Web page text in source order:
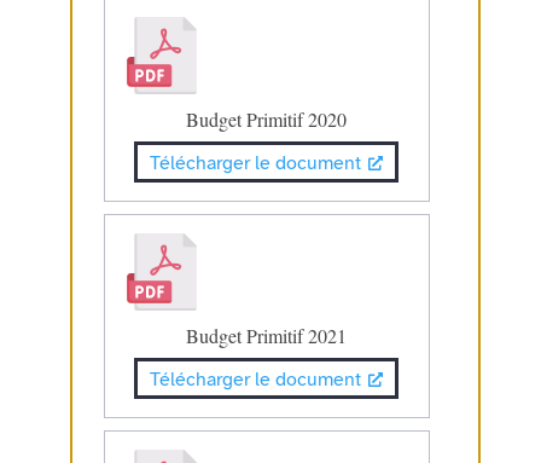
Budget Primitif 2020
Télécharger le document
Budget Primitif 2021
Télécharger le document